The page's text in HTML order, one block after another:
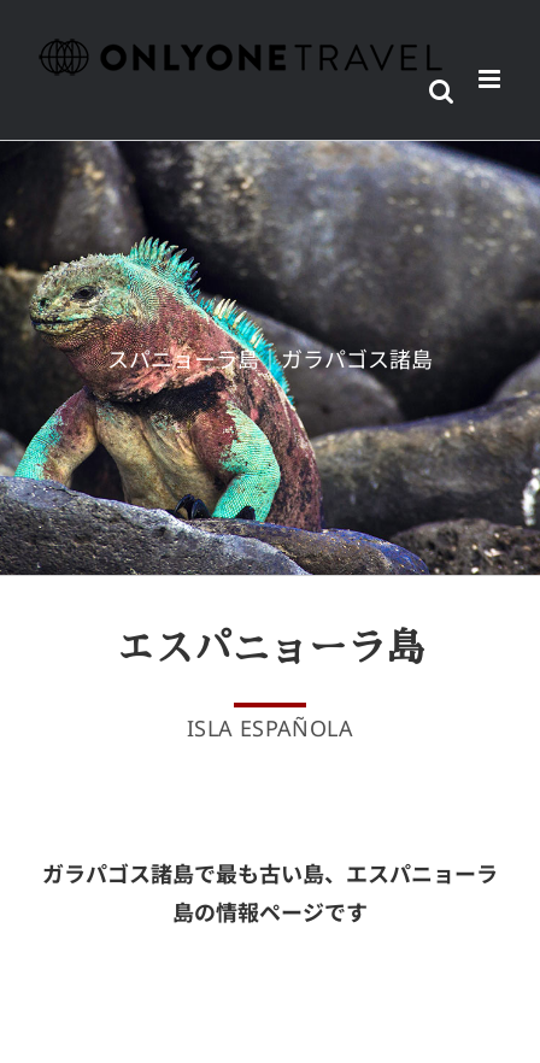
スパニョーラ島｜ガラパゴス諸島
エスパニョーラ島
ISLA ESPAÑOLA
ガラパゴス諸島で最も古い島、エスパニョーラ
島の情報ページです